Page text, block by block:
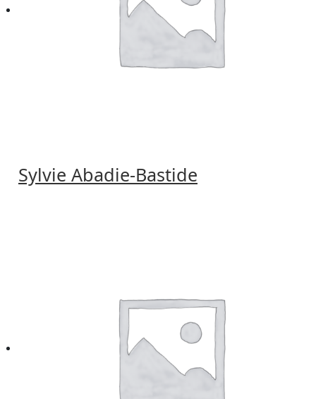
Sylvie Abadie-Bastide